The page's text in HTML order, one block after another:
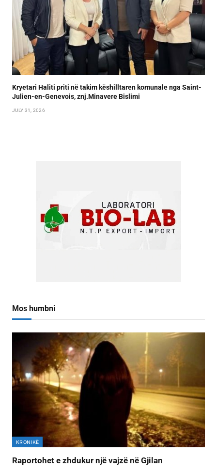
Kryetari Haliti priti në takim këshilltaren komunale nga Saint-
Julien-en-Genevois, znj.Minavere Bislimi
JULY 31, 2026
Mos humbni
KRONIKË
Raportohet e zhdukur një vajzë në Gjilan